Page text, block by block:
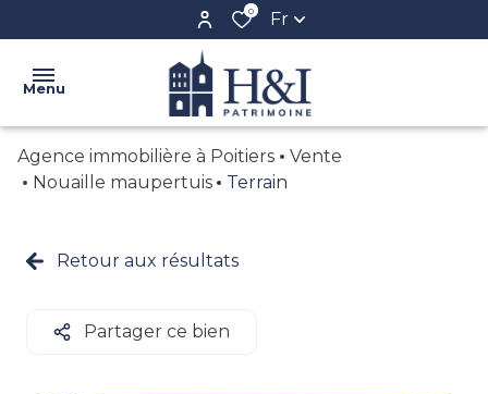
0 Fr
Menu
ACCUEIL
NOS
BIENS
CONFIEZ
Agence immobilière à Poitiers
Vente
Nouaille maupertuis
Terrain
Retour aux résultats
Partager ce bien